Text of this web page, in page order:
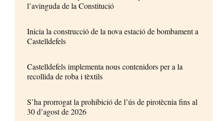
l’avinguda de la Constitució
Inicia la construcció de la nova estació de bombament a
Castelldefels
Castelldefels implementa nous contenidors per a la
recollida de roba i tèxtils
S’ha prorrogat la prohibició de l’ús de pirotècnia fins al
30 d’agost de 2026